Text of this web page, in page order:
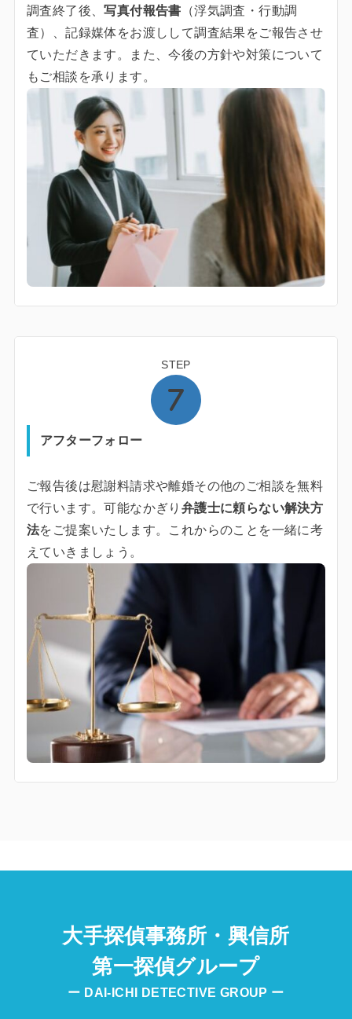
調査終了後、写真付報告書 （浮気調査・行動調
査）、記録媒体をお渡しして調査結果をご報告させ
ていただきます。また、今後の方針や対策について
もご相談を承ります。
STEP
アフターフォロー
ご報告後は慰謝料請求や離婚その他のご相談を無料
で行います。可能なかぎり 弁護士に頼らない解決方
法をご提案いたします。これからのことを一緒に考
えていきましょう。
大手探偵事務所・興信所
第一探偵グループ
ー DAI-ICHI DETECTIVE GROUP ー